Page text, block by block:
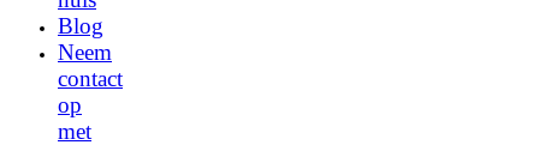
Blog
Neem
contact
op
met